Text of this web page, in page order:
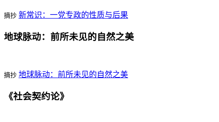
摘抄 新常识：一党专政的性质与后果
地球脉动：前所未见的自然之美
摘抄 地球脉动：前所未见的自然之美
《社会契约论》